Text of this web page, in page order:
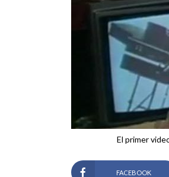
El primer
FACEBOOK